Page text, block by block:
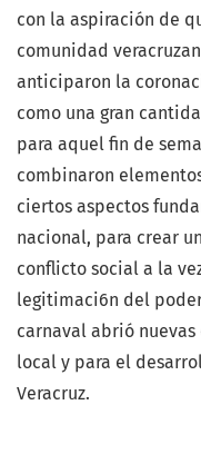
con la aspiración de
comunidad
anticiparon la
como una gran
para aquel fin de
combinaron
ciertos aspectos
nacional, para crear
conflicto social a la
legitimaci6n del
carnaval abrió
local y para el
Veracruz.